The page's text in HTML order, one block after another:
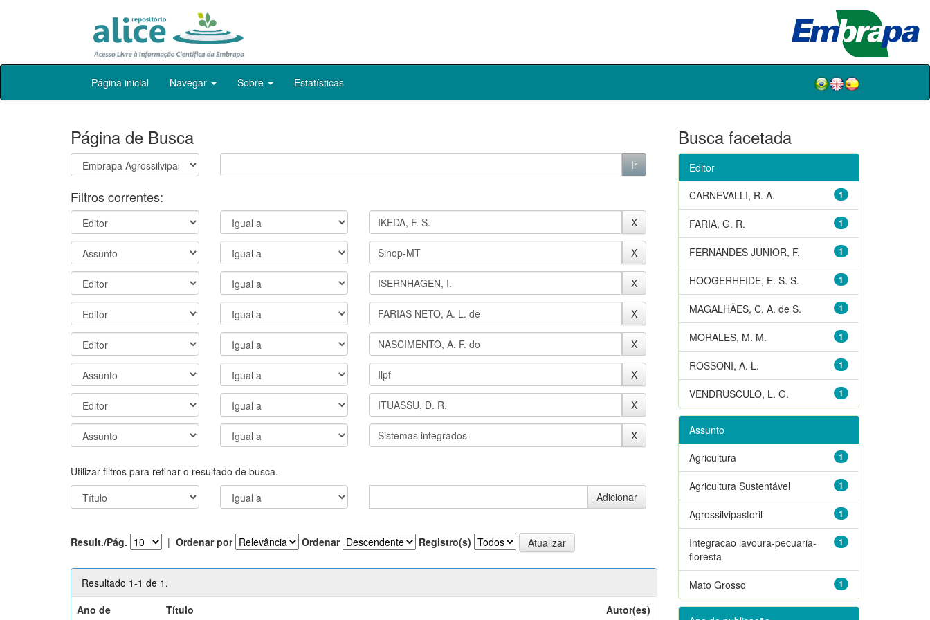
Skip
Página inicial Navegar Sobre Estatísticas
Página de Busca
Filtros correntes:
Utilizar filtros para refinar o resultado de busca.
Result./Pág. | Ordenar por Ordenar Registro(s)
Resultado 1-1 de 1.
Ano de
Título Autor(es)
Busca facetada
Editor
1
CARNEVALLI, R. A.
1
FARIA, G. R.
1
FERNANDES JUNIOR, F.
1
HOOGERHEIDE, E. S. S.
1
MAGALHÃES, C. A. de S.
1
MORALES, M. M.
1
ROSSONI, A. L.
1
VENDRUSCULO, L. G.
Assunto
1
Agricultura
1
Agricultura Sustentável
1
Agrossilvipastoril
1
Integracao lavoura-pecuaria-
floresta
1
Mato Grosso